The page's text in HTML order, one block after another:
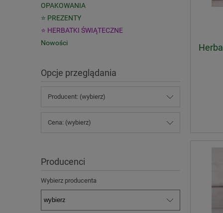
OPAKOWANIA
⭐ PREZENTY
⭐ HERBATKI ŚWIĄTECZNE
Nowości
Opcje przeglądania
Producent: (wybierz)
Cena: (wybierz)
Producenci
Wybierz producenta